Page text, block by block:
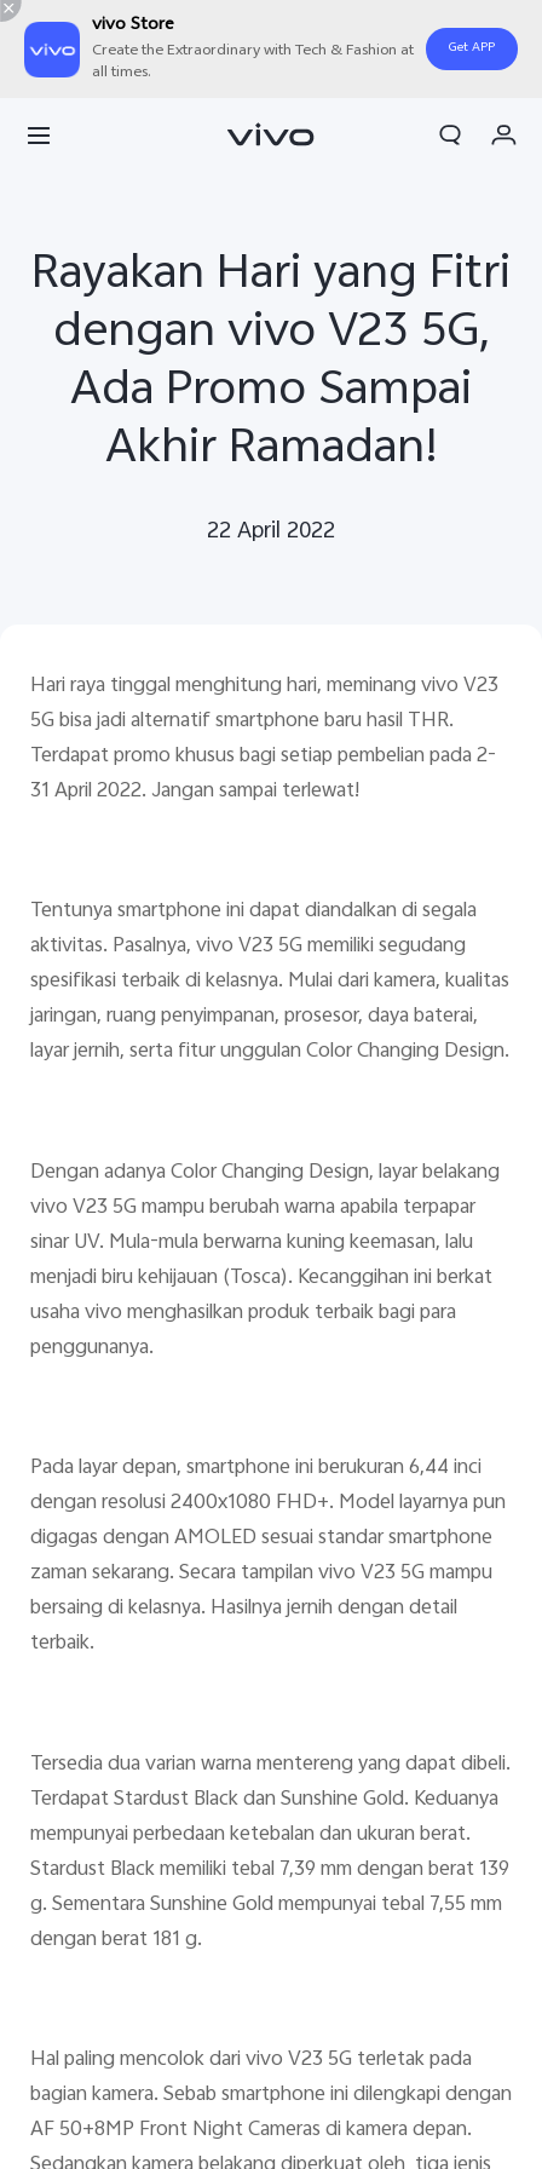
vivo Store
Create the Extraordinary with Tech & Fashion at
all times.
Get APP
Indonesia | Pilih negara/wilayah
Akun Saya
Rayakan Hari yang Fitri
dengan vivo V23 5G,
Ada Promo Sampai
Akhir Ramadan!
22 April 2022
Hari raya tinggal menghitung hari, meminang vivo V23
5G bisa jadi alternatif smartphone baru hasil THR.
Terdapat promo khusus bagi setiap pembelian pada 2-
31 April 2022. Jangan sampai terlewat!
Tentunya smartphone ini dapat diandalkan di segala
aktivitas. Pasalnya, vivo V23 5G memiliki segudang
spesifikasi terbaik di kelasnya. Mulai dari kamera, kualitas
jaringan, ruang penyimpanan, prosesor, daya baterai,
layar jernih, serta fitur unggulan Color Changing Design.
Dengan adanya Color Changing Design, layar belakang
vivo V23 5G mampu berubah warna apabila terpapar
sinar UV. Mula-mula berwarna kuning keemasan, lalu
menjadi biru kehijauan (Tosca). Kecanggihan ini berkat
usaha vivo menghasilkan produk terbaik bagi para
penggunanya.
Pada layar depan, smartphone ini berukuran 6,44 inci
dengan resolusi 2400x1080 FHD+. Model layarnya pun
digagas dengan AMOLED sesuai standar smartphone
zaman sekarang. Secara tampilan vivo V23 5G mampu
bersaing di kelasnya. Hasilnya jernih dengan detail
terbaik.
Tersedia dua varian warna mentereng yang dapat dibeli.
Terdapat Stardust Black dan Sunshine Gold. Keduanya
mempunyai perbedaan ketebalan dan ukuran berat.
Stardust Black memiliki tebal 7,39 mm dengan berat 139
g. Sementara Sunshine Gold mempunyai tebal 7,55 mm
dengan berat 181 g.
Hal paling mencolok dari vivo V23 5G terletak pada
bagian kamera. Sebab smartphone ini dilengkapi dengan
AF 50+8MP Front Night Cameras di kamera depan.